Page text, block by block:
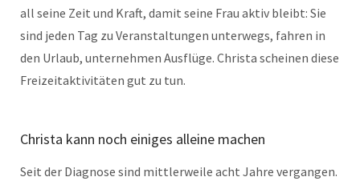
all seine Zeit und Kraft, damit seine Frau aktiv bleibt: Sie
sind jeden Tag zu Veranstaltungen unterwegs, fahren in
den Urlaub, unternehmen Ausflüge. Christa scheinen diese
Freizeitaktivitäten gut zu tun.
Christa kann noch einiges alleine machen
Seit der Diagnose sind mittlerweile acht Jahre vergangen.